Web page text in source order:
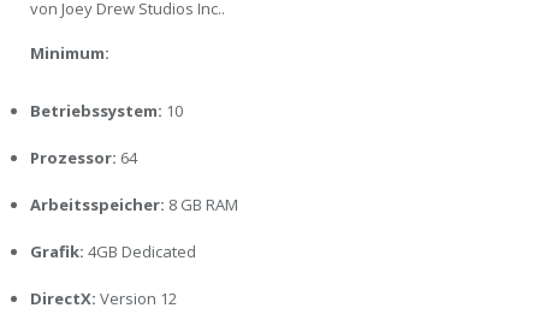
von Joey Drew Studios Inc..
Minimum:
Betriebssystem: 10
Prozessor: 64
Arbeitsspeicher: 8 GB RAM
Grafik: 4GB Dedicated
DirectX: Version 12